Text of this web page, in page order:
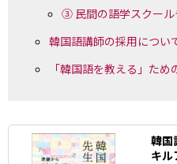
③ 民間の語学スクー
韓国語講師の採用につい
「韓国語を教える」た
韓国
キル